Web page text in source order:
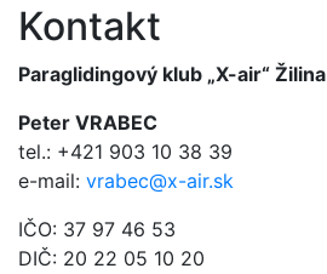
Kontakt
Paraglidingový klub „X-air“ Žilina
Peter VRABEC
tel.: +421 903 10 38 39
e-mail: vrabec@x-air.sk
IČO: 37 97 46 53
DIČ: 20 22 05 10 20